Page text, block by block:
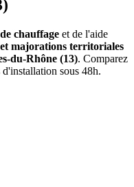
)
chauffage et de l'aide
majorations territoriales
du-Rhône (13). Comparez
sous 48h.